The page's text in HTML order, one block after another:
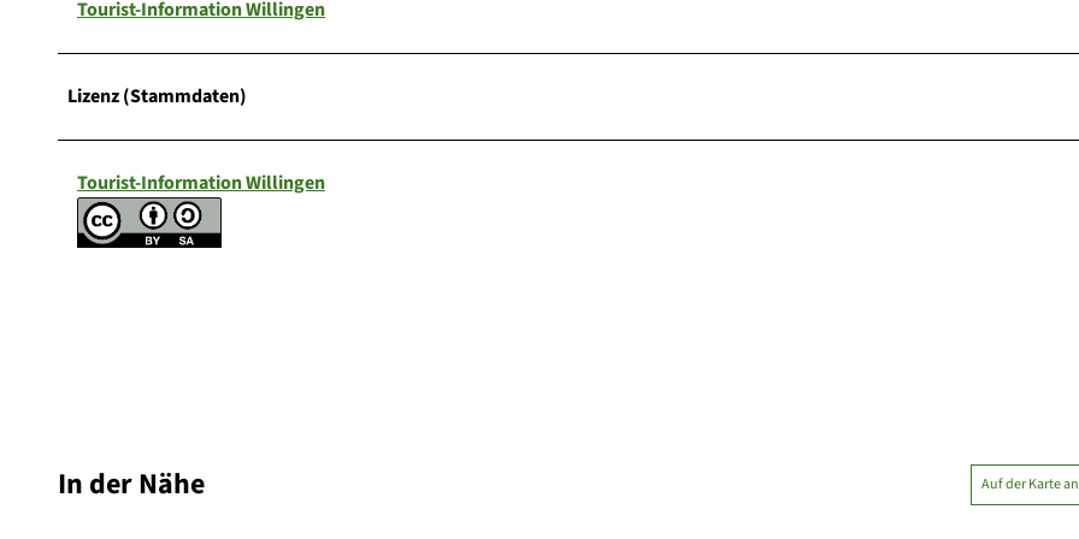
Tourist-Information Willingen
Lizenz (Stammdaten)
Tourist-Information Willingen
In der Nähe Auf der Karte